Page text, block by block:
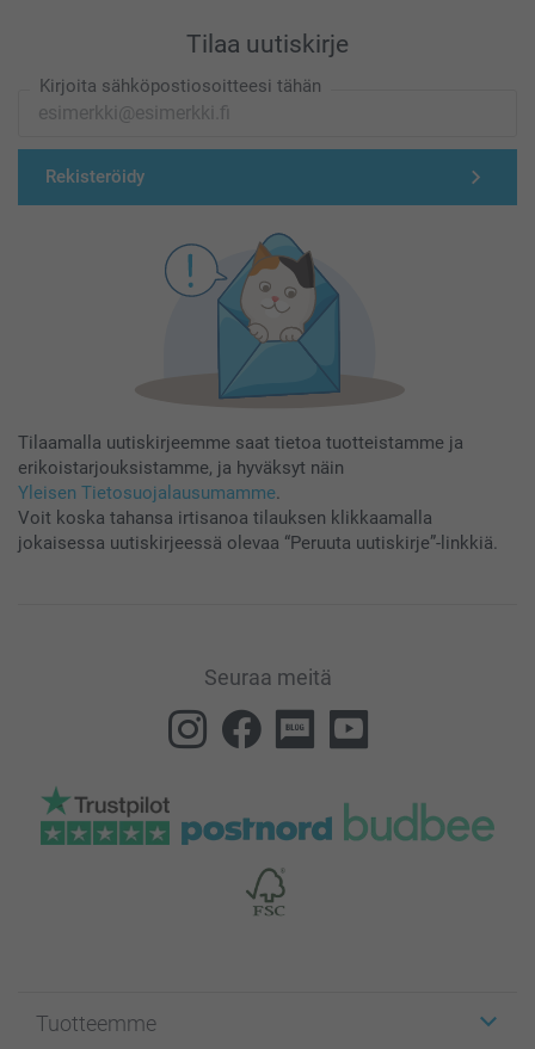
Tilaa uutiskirje
Kirjoita sähköpostiosoitteesi tähän
Rekisteröidy
Tilaamalla uutiskirjeemme saat tietoa tuotteistamme ja
erikoistarjouksistamme, ja hyväksyt näin
Yleisen Tietosuojalausumamme.
Voit koska tahansa irtisanoa tilauksen klikkaamalla
jokaisessa uutiskirjeessä olevaa “Peruuta uutiskirje”-linkkiä.
Seuraa meitä
Tuotteemme